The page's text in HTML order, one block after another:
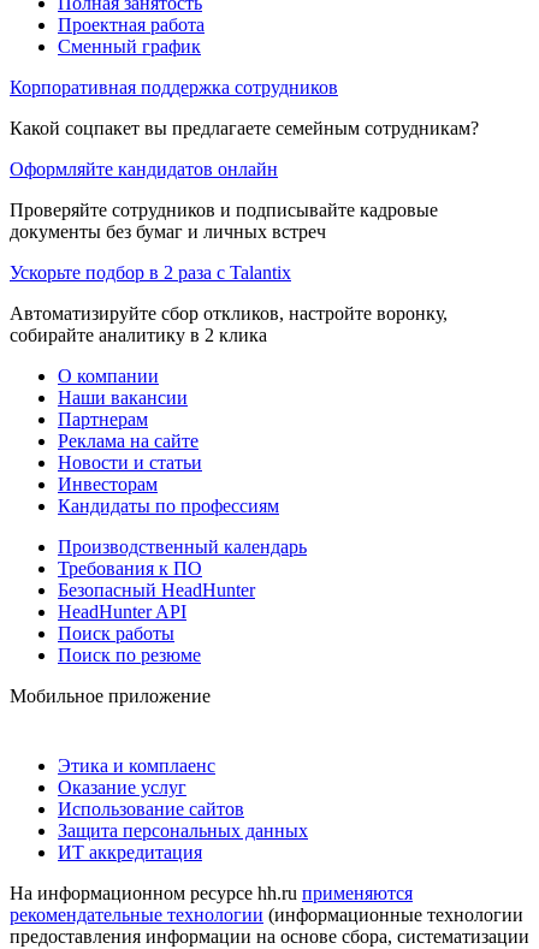
Проектная работа
Сменный график
Корпоративная поддержка сотрудников
Какой соцпакет вы предлагаете семейным сотрудникам?
Оформляйте кандидатов онлайн
Проверяйте сотрудников и подписывайте кадровые
документы без бумаг и личных встреч
Ускорьте подбор в 2 раза с Talantix
Автоматизируйте сбор откликов, настройте воронку,
собирайте аналитику в 2 клика
О компании
Наши вакансии
Партнерам
Реклама на сайте
Новости и статьи
Инвесторам
Кандидаты по профессиям
Производственный календарь
Требования к ПО
Безопасный HeadHunter
HeadHunter API
Поиск работы
Поиск по резюме
Мобильное приложение
Этика и комплаенс
Оказание услуг
Использование сайтов
Защита персональных данных
ИТ аккредитация
На информационном ресурсе hh.ru применяются
рекомендательные технологии (информационные технологии
предоставления информации на основе сбора, систематизации